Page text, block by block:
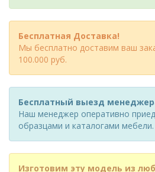
Бесплатная Доставка!
Мы бесплатно доставим ваш
100.000 руб.
Бесплатный выезд
Наш менеджер оперативно
образцами и каталогами мебели.
Изготовим эту модель из